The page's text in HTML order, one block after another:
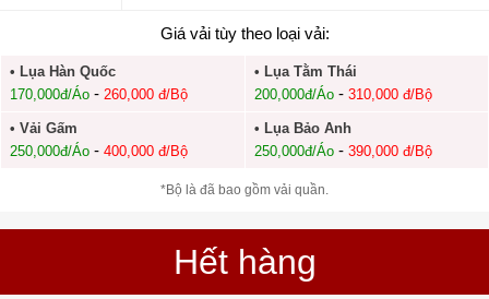
Giá vải tùy theo loại vải:
• Lụa Hàn Quốc
170,000đ/Áo - 260,000 đ/Bộ
• Lụa Tằm Thái
200,000đ/Áo- 310,000 đ/Bộ
• Vải Gấm
250,000đ/Áo - 400,000 đ/Bộ
• Lụa Bảo Anh
250,000đ/Áo- 390,000 đ/Bộ
*Bộ là đã bao gồm vải quần.
Hết hàng